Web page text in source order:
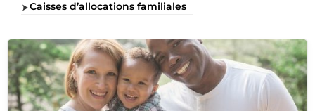
Caisses d’allocations familiales